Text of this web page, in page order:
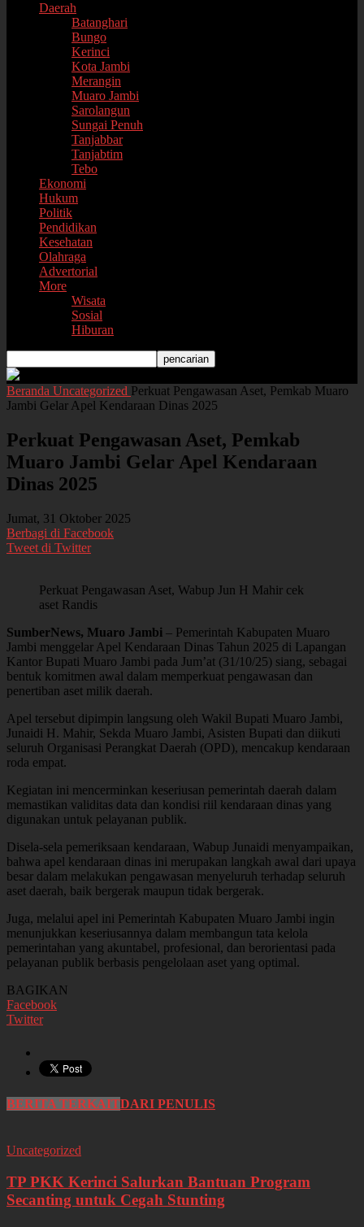
Daerah
Batanghari
Bungo
Kerinci
Kota Jambi
Merangin
Muaro Jambi
Sarolangun
Sungai Penuh
Tanjabbar
Tanjabtim
Tebo
Ekonomi
Hukum
Politik
Pendidikan
Kesehatan
Olahraga
Advertorial
More
Wisata
Sosial
Hiburan
Beranda Uncategorized Perkuat Pengawasan Aset, Pemkab Muaro
Jambi Gelar Apel Kendaraan Dinas 2025
Perkuat Pengawasan Aset, Pemkab
Muaro Jambi Gelar Apel Kendaraan
Dinas 2025
Jumat, 31 Oktober 2025
Berbagi di Facebook
Tweet di Twitter
Perkuat Pengawasan Aset, Wabup Jun H Mahir cek
aset Randis
SumberNews, Muaro Jambi – Pemerintah Kabupaten Muaro
Jambi menggelar Apel Kendaraan Dinas Tahun 2025 di Lapangan
Kantor Bupati Muaro Jambi pada Jum’at (31/10/25) siang, sebagai
bentuk komitmen awal dalam memperkuat pengawasan dan
penertiban aset milik daerah.
Apel tersebut dipimpin langsung oleh Wakil Bupati Muaro Jambi,
Junaidi H. Mahir, Sekda Muaro Jambi, Asisten Bupati dan diikuti
seluruh Organisasi Perangkat Daerah (OPD), mencakup kendaraan
roda empat.
Kegiatan ini mencerminkan keseriusan pemerintah daerah dalam
memastikan validitas data dan kondisi riil kendaraan dinas yang
digunakan untuk pelayanan publik.
Disela-sela pemeriksaan kendaraan, Wabup Junaidi menyampaikan,
bahwa apel kendaraan dinas ini merupakan langkah awal dari upaya
besar dalam melakukan pengawasan menyeluruh terhadap seluruh
aset daerah, baik bergerak maupun tidak bergerak.
Juga, melalui apel ini Pemerintah Kabupaten Muaro Jambi ingin
menunjukkan keseriusannya dalam membangun tata kelola
pemerintahan yang akuntabel, profesional, dan berorientasi pada
pelayanan publik berbasis pengelolaan aset yang optimal.
BAGIKAN
Facebook
Twitter
BERITA TERKAITDARI PENULIS
Uncategorized
TP PKK Kerinci Salurkan Bantuan Program
Secanting untuk Cegah Stunting